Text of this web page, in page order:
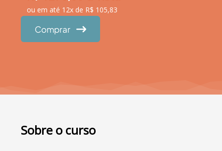
ou em até 12x de R$ 105,83
Comprar
Sobre o curso